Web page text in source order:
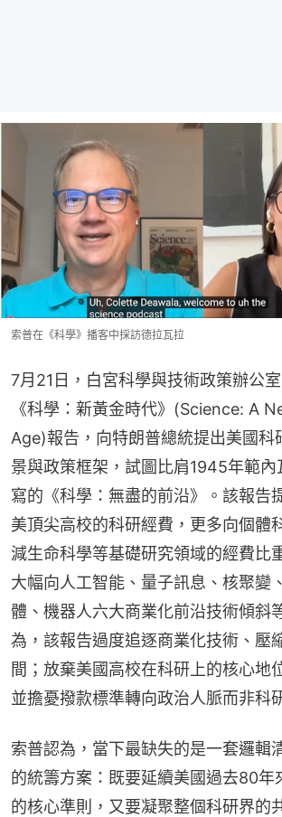
索普在《科學》播客中採訪德拉瓦拉
7月21日，白宮科學與技術政策辦公
《科學：新黃金時代》(Science: A
Age)報告，向特朗普總統提出美國科
景與政策框架，試圖比肩1945年範
寫的《科學：無盡的前沿》。該報告
美頂尖高校的科研經費，更多向個體
減生命科學等基礎研究領域的經費比
大幅向人工智能、量子訊息、核聚變
體、機器人六大商業化前沿技術傾斜
為，該報告過度追逐商業化技術、壓
間；放棄美國高校在科研上的核心地
並擔憂撥款標準轉向政治人脈而非科
索普認為，當下最缺失的是一套邏輯
的統籌方案：既要延續美國過去80年
的核心準則，又要凝聚整個科研界的